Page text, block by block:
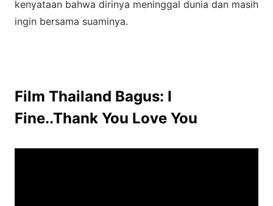
kenyataan bahwa dirinya meninggal dunia dan masih
ingin bersama suaminya.
Film Thailand Bagus: I
Fine..Thank You Love You